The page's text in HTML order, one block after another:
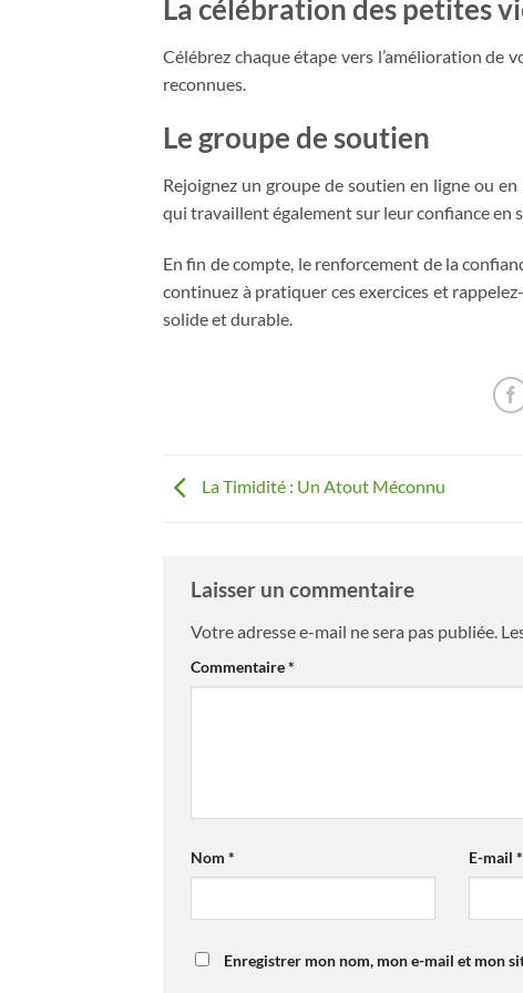
La célébration des petites
Célébrez chaque étape vers l’amélioration de
reconnues.
Le groupe de soutien
Rejoignez un groupe de soutien en ligne ou
qui travaillent également sur leur confiance en
En fin de compte, le renforcement de la
continuez à pratiquer ces exercices et
solide et durable.
La Timidité : Un Atout Méconnu
Laisser un commentaire
Votre adresse e-mail ne sera pas publiée.
Commentaire*
Nom * E-mail *
Enregistrer mon nom, mon e-mail et mon
Alternative: